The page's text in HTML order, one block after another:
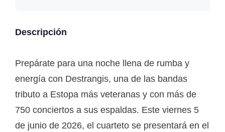
Descripción
Prepárate para una noche llena de rumba y
energía con Destrangis, una de las bandas
tributo a Estopa más veteranas y con más de
750 conciertos a sus espaldas. Este viernes 5
de junio de 2026, el cuarteto se presentará en el